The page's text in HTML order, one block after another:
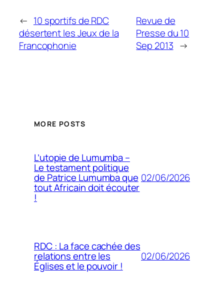
← 10 sportifs de RDC
d ésertent les Jeux de la
Francophonie
Revue de
Presse du 10
Sep 2013 →
MORE POSTS
L’utopie de Lumumba –
Le testament politique
de Patrice Lumumba que
tout Africain doit écouter
!
02/06/2026
RDC : La face cachée des
relations entre les
Églises et le pouvoir !
02/06/2026